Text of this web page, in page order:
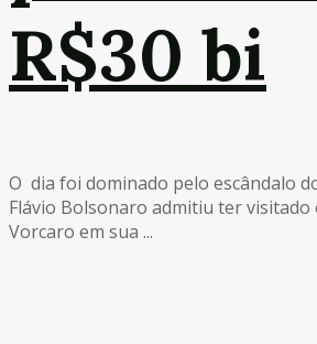
R$30 bi
O dia foi dominado pelo escândalo
Flávio Bolsonaro admitiu ter
Vorcaro em sua ...